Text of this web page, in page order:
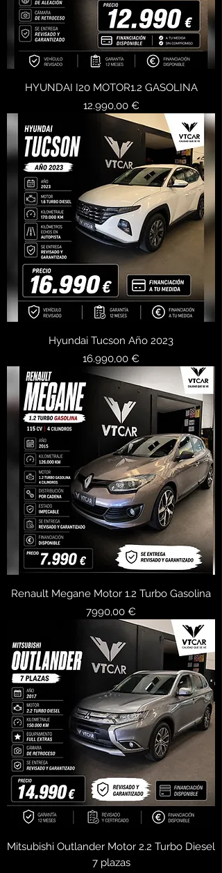
HYUNDAI I20 MOTOR1.2 GASOLINA
Precio
12.990,00 €
Hyundai Tucson Año 2023
Precio
16.990,00 €
Renault Megane Motor 1.2 Turbo Gasolina
Precio
7990,00 €
Mitsubishi Outlander Motor 2.2 Turbo Diesel
7 plazas